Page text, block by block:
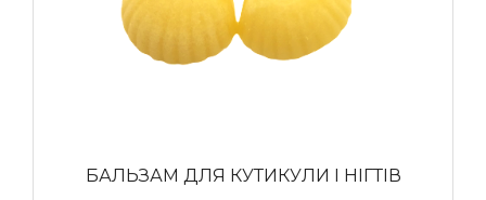
БАЛЬЗАМ ДЛЯ КУТИКУЛИ І НІГТІВ